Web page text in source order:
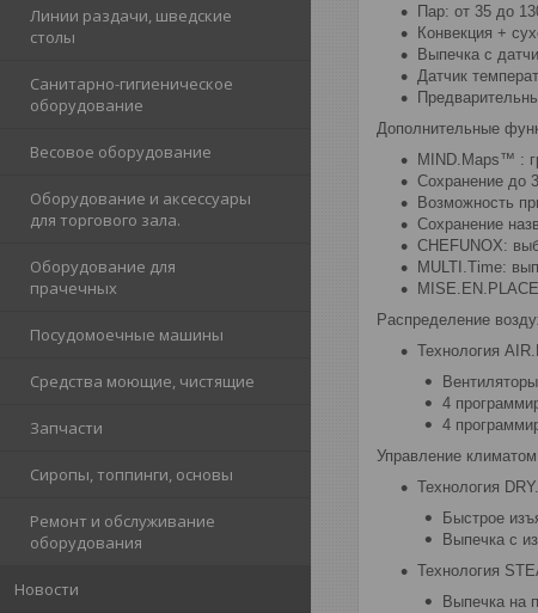
Линии раздачи, шведские
столы
Санитарно-гигиеническое
оборудование
Весовое оборудование
Оборудование и аксессуары
для торгового зала.
Оборудование для
прачечных
Посудомоечные машины
Средства моющие, чистящие
Запчасти
Сиропы, топпинги, основы
Ремонт и обслуживание
оборудования
Новости
Пар: от 35 до
Конвекция +
Выпечка с
Датчик
Дополнительные
MIND.Maps™ :
Сохранение до
Возможность
Сохранение
CHEFUNOX:
MULTI.Time:
Распределение
Технология
4
4
Управление
Технология
Быстрое
Выпечка с
Технология
Выпечка на